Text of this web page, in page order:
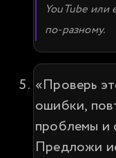
YouTube или
по-разному.
«Проверь
ошибки,
проблемы и
Предложи